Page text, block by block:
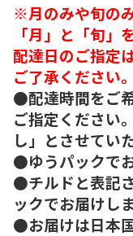
※月のみや旬の
「月」と「旬」
配達日のご指定
ご了承ください。
●配達時間をご
ご指定ください
し」とさせてい
●ゆうパックで
●チルドと表記
ックでお届けしま
●お届けは日本